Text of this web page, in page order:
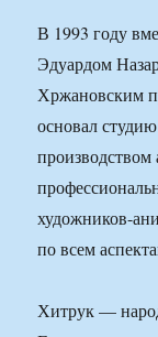
В 1993 году
Эдуардом
Хржановским
основал
художников-
по всем
Хитрук —